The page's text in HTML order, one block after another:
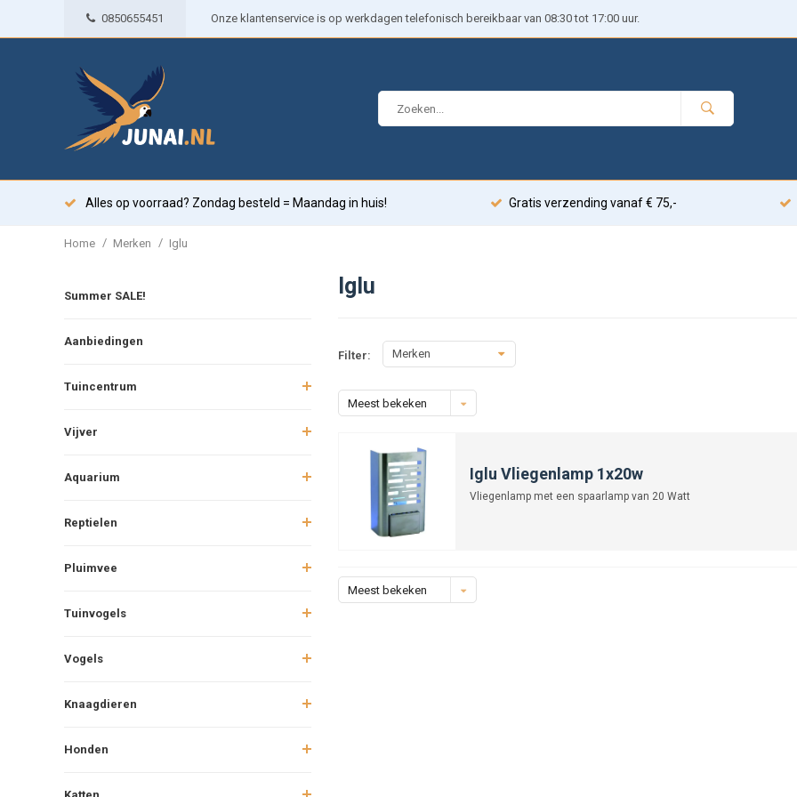
0850655451 Onze klantenservice is op werkdagen telefonisch bereikbaar van 08:30 tot 17:00 uur.
Alles op voorraad? Zondag besteld = Maandag in huis! Gratis verzending vanaf € 75,-
Home / Merken / Iglu
Summer SALE!
Aanbiedingen
Tuincentrum
Vijver
Aquarium
Reptielen
Pluimvee
Tuinvogels
Vogels
Knaagdieren
Honden
Iglu
Filter: Merken
Meest bekeken
Iglu Vliegenlamp 1x20w
Vliegenlamp met een spaarlamp van 20 Watt
Meest bekeken